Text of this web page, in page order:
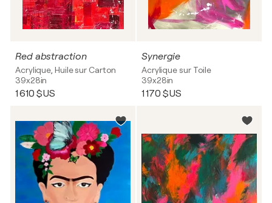
Red abstraction
Acrylique, Huile sur Carton
39x28in
1 610 $US
Synergie
Acrylique sur Toile
39x28in
1 170 $US